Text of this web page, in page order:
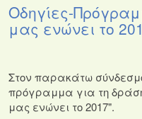
Οδηγίες-
μας ενώνει το
Στον παρακάτω
πρόγραμμα για τη
μας ενώνει το 2017".